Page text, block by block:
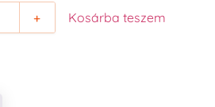
+ Kosárba teszem